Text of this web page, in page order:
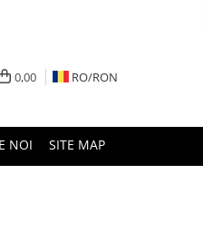
0,00 RO/RON
NOI SITE MAP